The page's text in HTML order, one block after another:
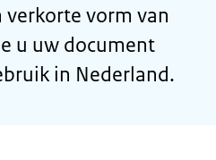
vorm van
u uw document
in Nederland.